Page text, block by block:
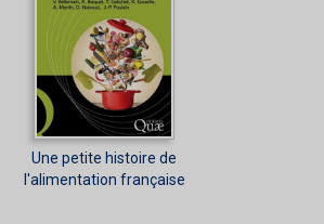
Une petite histoire de
l'alimentation française